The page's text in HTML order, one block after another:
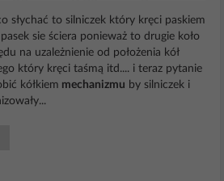
słychać to silniczek który kręci paskiem
sie ściera ponieważ to drugie koło
na uzależnienie od położenia kół
który kręci taśmą itd.... i teraz pytanie
kółkiem mechanizmu by silniczek i